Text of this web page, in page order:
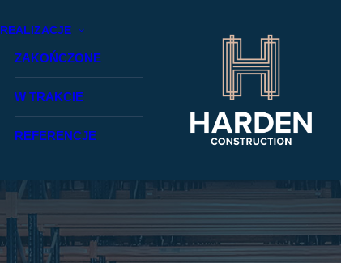
REALIZACJE
ZAKOŃCZONE
W TRAKCIE
REFERENCJE